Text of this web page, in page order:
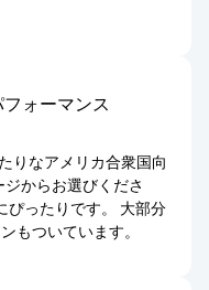
ォーマンス
りなアメリカ合衆国向
からお選びくださ
ぴったりです。 大部分
もついています。